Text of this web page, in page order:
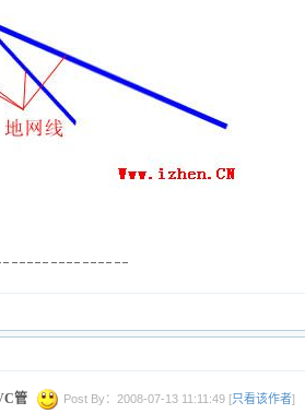
管 Post By：2008-07-13 11:11:49 [只看该作者]